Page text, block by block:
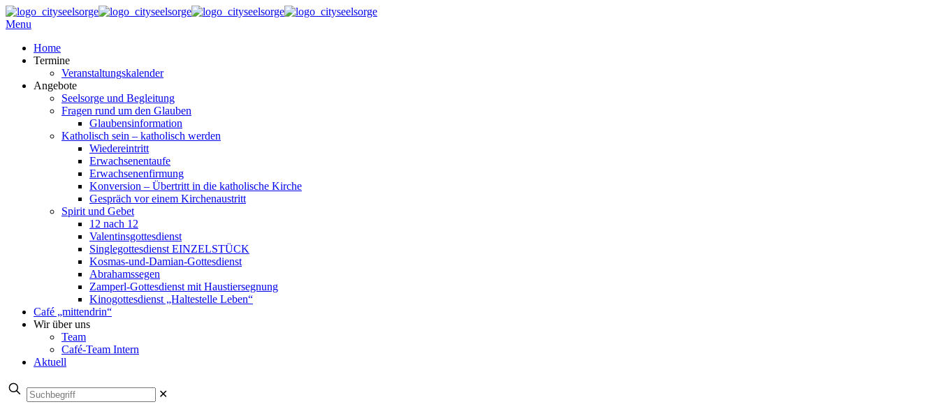
Menu
Home
Termine
Veranstaltungskalender
Angebote
Seelsorge und Begleitung
Fragen rund um den Glauben
Glaubensinformation
Katholisch sein – katholisch werden
Wiedereintritt
Erwachsenentaufe
Erwachsenenfirmung
Konversion – Übertritt in die katholische Kirche
Gespräch vor einem Kirchenaustritt
Spirit und Gebet
12 nach 12
Valentinsgottesdienst
Singlegottesdienst EINZELSTÜCK
Kosmas-und-Damian-Gottesdienst
Abrahamssegen
Zamperl-Gottesdienst mit Haustiersegnung
Kinogottesdienst „Haltestelle Leben“
Café „mittendrin“
Wir über uns
Team
Café-Team Intern
Aktuell
✕